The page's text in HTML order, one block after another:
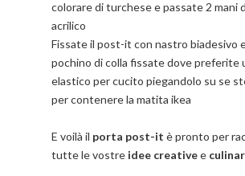
colorare di turchese e passate 2 mani
acrilico
Fissate il post-it con nastro biadesivo
pochino di colla fissate dove preferite
elastico per cucito piegandolo su se
per contenere la matita ikea
E voilà il porta post-it è pronto per
tutte le vostre idee creativee